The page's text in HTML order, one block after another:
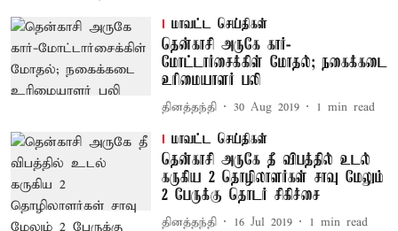
மாவட்ட செய்திகள்
தென்காசி அருகே கார்-
மோட்டார்சைக்கிள் மோதல்; நகைக்கடை
உரிமையாளர் பலி
தினத்தந்தி 30 Aug 2019 1 min read
மாவட்ட செய்திகள்
தென்காசி அருகே தீ விபத்தில் உடல்
கருகிய 2 தொழிலாளர்கள் சாவு மேலும்
2 பேருக்கு தொடர் சிகிச்சை
தினத்தந்தி 16 Jul 2019 1 min read